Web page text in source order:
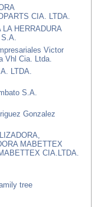
CIA. LTDA.
LA HERRADURA
Victor
Vhl Cia. Ltda.
LTDA.
S.A.
Gonzalez
MABETTEX
CIA.LTDA.
tree